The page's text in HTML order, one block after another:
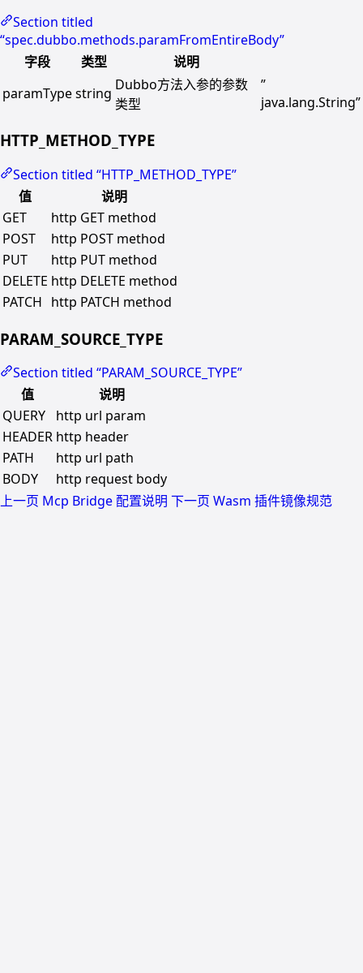
Section titled
“spec.dubbo.methods.paramFromEntireBody”
字段
类型
说明
paramTypestring Dubbo方法入参的参数
类型
”
java.lang.String”
HTTP_METHOD_TYPE
Section titled “HTTP_METHOD_TYPE”
值
说明
GET
http GET method
POST
http POST method
PUT
http PUT method
DELETE http DELETE method
PATCH http PATCH method
PARAM_SOURCE_TYPE
Section titled “PARAM_SOURCE_TYPE”
值
说明
QUERY
http url param
HEADER http header
PATH
http url path
BODY
http request body
上一页 Mcp Bridge 配置说明 下一页 Wasm 插件镜像规范